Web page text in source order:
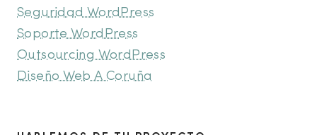
Seguridad WordPress
Soporte WordPress
Outsourcing WordPress
Diseño Web A Coruña